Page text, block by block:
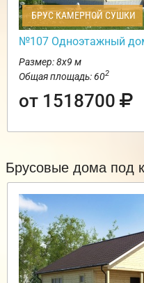
БРУС КАМЕРНОЙ СУШКИ
№107 Одноэтажный
Размер: 8х9 м
Общая площадь: 602
от 1518700
Брусовые дома